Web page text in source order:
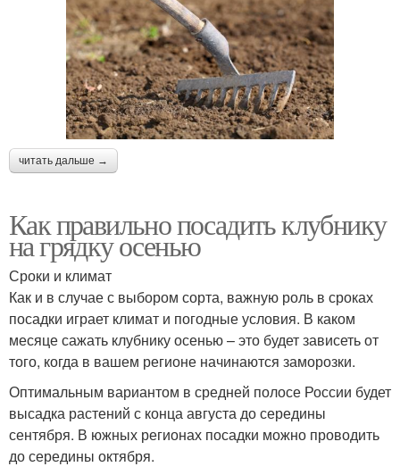
читать дальше →
Как правильно посадить клубнику
на грядку осенью
Сроки и климат
Как и в случае с выбором сорта, важную роль в сроках
посадки играет климат и погодные условия. В каком
месяце сажать клубнику осенью – это будет зависеть от
того, когда в вашем регионе начинаются заморозки.
Оптимальным вариантом в средней полосе России будет
высадка растений с конца августа до середины
сентября. В южных регионах посадки можно проводить
до середины октября.